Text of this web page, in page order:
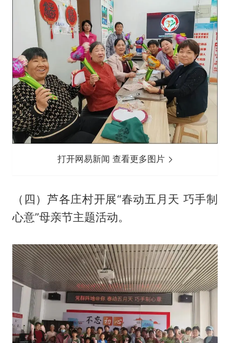
打开网易新闻 查看更多图片
（四）芦各庄村开展“春动五月天 巧手制
心意”母亲节主题活动。